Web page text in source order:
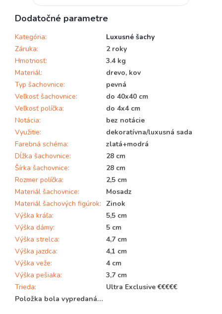
Dodatočné parametre
Kategória:
Luxusné šachy
Záruka:
2 roky
Hmotnosť:
3.4 kg
Materiál:
drevo, kov
Typ šachovnice:
pevná
Veľkosť šachovnice:
do 40x40 cm
Veľkosť políčka:
do 4x4 cm
Notácia:
bez notácie
Využitie:
dekoratívna/luxusná sada
Farebná schéma:
zlatá+modrá
Dĺžka šachovnice:
28 cm
Šírka šachovnice:
28 cm
Rozmer políčka:
2,5 cm
Materiál šachovnice:
Mosadz
Materiál šachových figúrok:
Zinok
Výška kráľa:
5,5 cm
Výška dámy:
5 cm
Výška strelca:
4,7 cm
Výška jazdca:
4,1 cm
Výška veže:
4 cm
Výška pešiaka:
3,7 cm
Trieda:
Ultra Exclusive €€€€€
Položka bola vypredaná…